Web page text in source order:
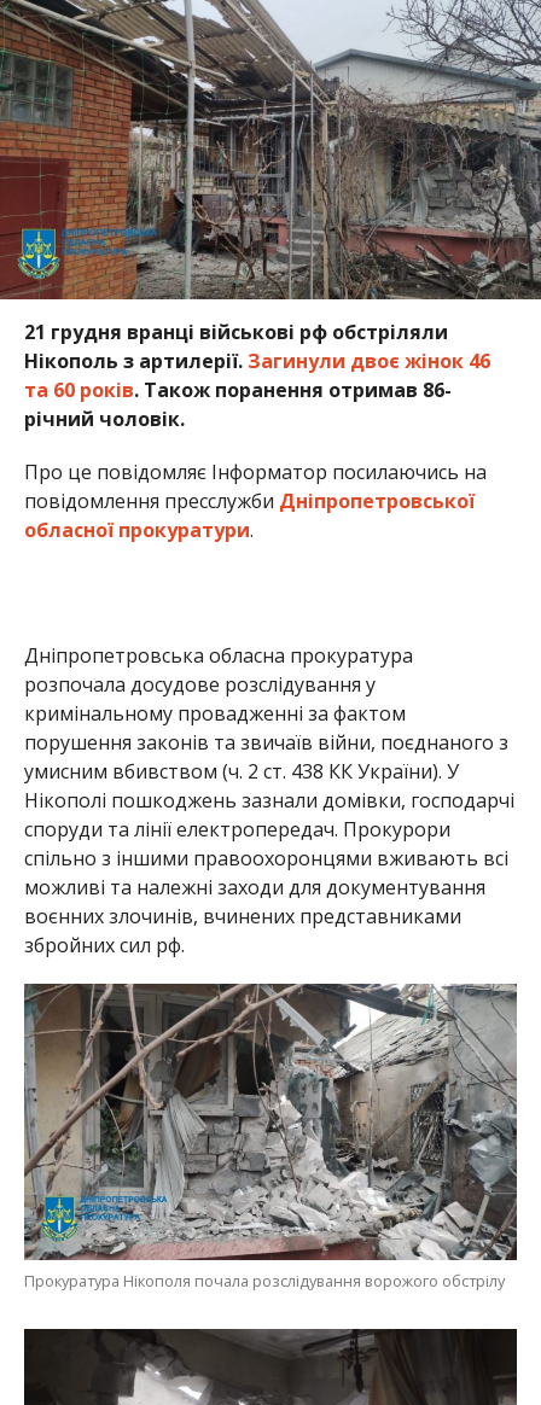
21 грудня вранці військові рф обстріляли
Нікополь з артилерії. Загинули двоє жінок 46
та 60 років. Також поранення отримав 86-
річний чоловік.
Про це повідомляє Інформатор посилаючись на
повідомлення пресслужби Дніпропетровської
обласної прокуратури.
Дніпропетровська обласна прокуратура
розпочала досудове розслідування у
кримінальному провадженні за фактом
порушення законів та звичаїв війни, поєднаного з
умисним вбивством (ч. 2 ст. 438 КК України). У
Нікополі пошкоджень зазнали домівки, господарчі
споруди та лінії електропередач. Прокурори
спільно з іншими правоохоронцями вживають всі
можливі та належні заходи для документування
воєнних злочинів, вчинених представниками
збройних сил рф.
Прокуратура Нікополя почала розслідування ворожого обстрілу